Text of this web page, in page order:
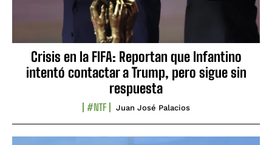
Crisis en la FIFA: Reportan que Infantino
intentó contactar a Trump, pero sigue sin
respuesta
#NTF Juan José Palacios